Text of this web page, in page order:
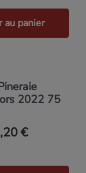
au panier
2022 75
€